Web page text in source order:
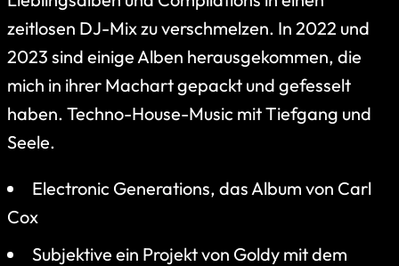
zeitlosen DJ-Mix zu verschmelzen. In 2022 und
2023 sind einige Alben herausgekommen, die
mich in ihrer Machart gepackt und gefesselt
haben. Techno-House-Music mit Tiefgang und
Seele.
Electronic Generations, das Album von Carl
Cox
Subjektive ein Projekt von Goldy mit dem